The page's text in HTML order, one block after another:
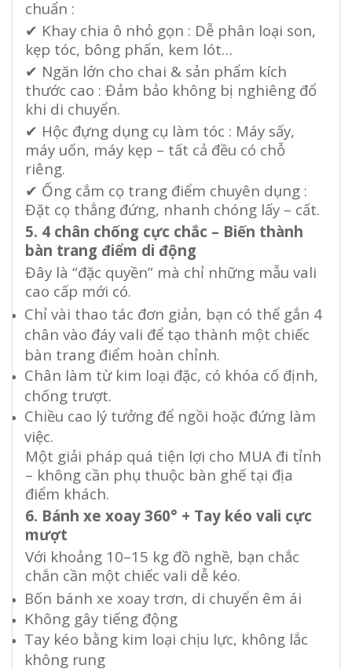
chuẩn :
✔ Khay chia ô nhỏ gọn : Dễ phân loại son,
kẹp tóc, bông phấn, kem lót…
✔ Ngăn lớn cho chai & sản phẩm kích
thước cao : Đảm bảo không bị nghiêng đổ
khi di chuyển.
✔ Hộc đựng dụng cụ làm tóc : Máy sấy,
máy uốn, máy kẹp – tất cả đều có chỗ
riêng.
✔ Ống cắm cọ trang điểm chuyên dụng :
Đặt cọ thẳng đứng, nhanh chóng lấy – cất.
5. 4 chân chống cực chắc – Biến thành
bàn trang điểm di động
Đây là “đặc quyền” mà chỉ những mẫu vali
cao cấp mới có.
Chỉ vài thao tác đơn giản, bạn có thể gắn 4
chân vào đáy vali để tạo thành một chiếc
bàn trang điểm hoàn chỉnh.
Chân làm từ kim loại đặc, có khóa cố định,
chống trượt.
Chiều cao lý tưởng để ngồi hoặc đứng làm
việc.
Một giải pháp quá tiện lợi cho MUA đi tỉnh
– không cần phụ thuộc bàn ghế tại địa
điểm khách.
6. Bánh xe xoay 360° + Tay kéo vali cực
mượt
Với khoảng 10–15 kg đồ nghề, bạn chắc
chắn cần một chiếc vali dễ kéo.
Bốn bánh xe xoay trơn, di chuyển êm ái
Không gây tiếng động
Tay kéo bằng kim loại chịu lực, không lắc
không rung